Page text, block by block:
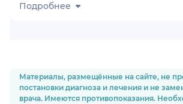
Подробнее
Материалы, размещённые на сайте, не
постановки диагноза и лечения и не
врача. Имеются противопоказания.